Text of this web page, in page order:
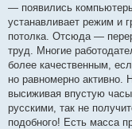
— появились
устанавливает режим и
потолка. Отсюда —
труд. Многие
более качественным,
но равномерно активно.
высиживая впустую
русскими, так не
подобного! Есть масса